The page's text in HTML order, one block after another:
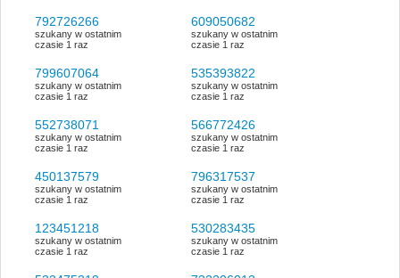
792726266
szukany w ostatnim
czasie 1 raz
609050682
szukany w ostatnim
czasie 1 raz
799607064
szukany w ostatnim
czasie 1 raz
535393822
szukany w ostatnim
czasie 1 raz
552738071
szukany w ostatnim
czasie 1 raz
566772426
szukany w ostatnim
czasie 1 raz
450137579
szukany w ostatnim
czasie 1 raz
796317537
szukany w ostatnim
czasie 1 raz
123451218
szukany w ostatnim
czasie 1 raz
530283435
szukany w ostatnim
czasie 1 raz